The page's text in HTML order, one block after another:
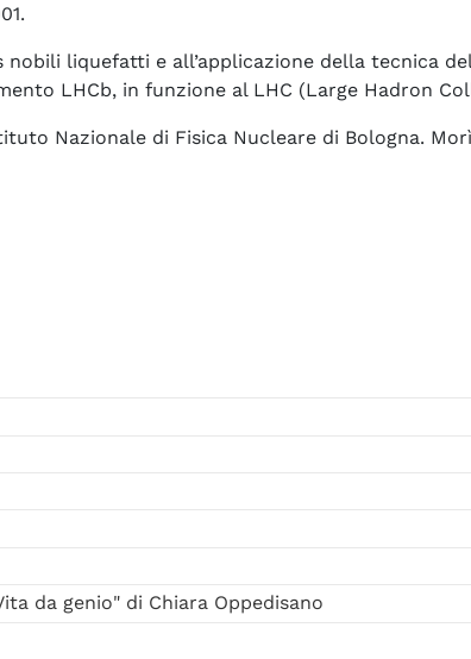
liquefatti e all’applicazione della tecnica
LHCb, in funzione al LHC (Large Hadron
Nazionale di Fisica Nucleare di Bologna.
da genio" di Chiara Oppedisano